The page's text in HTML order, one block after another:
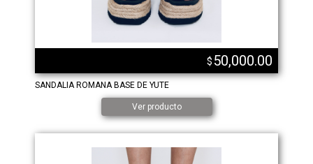
$ 50,000.00
SANDALIA ROMANA BASE DE YUTE
Ver producto